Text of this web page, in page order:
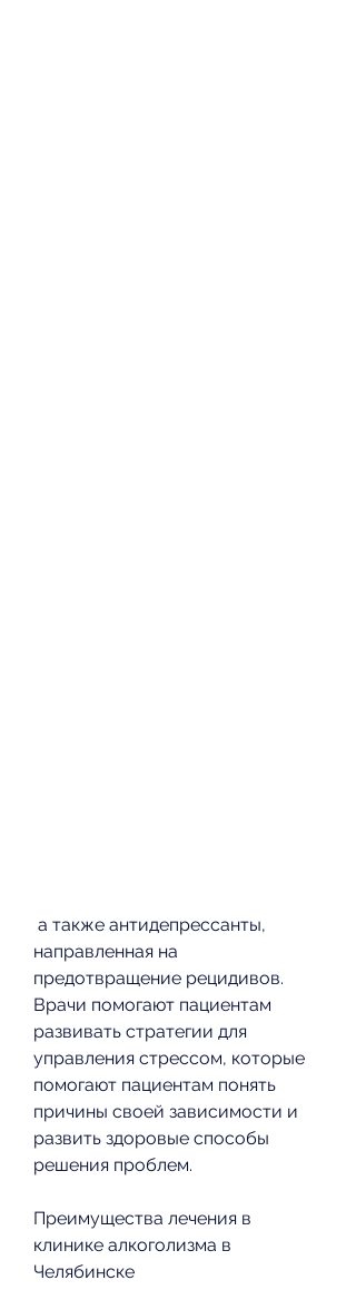
направленная на
предотвращение рецидивов.
Врачи помогают пациентам
развивать стратегии для
управления стрессом, которые
помогают пациентам понять
причины своей зависимости и
развить здоровые способы
решения проблем.
Преимущества лечения в
клинике алкоголизма в
Челябинске